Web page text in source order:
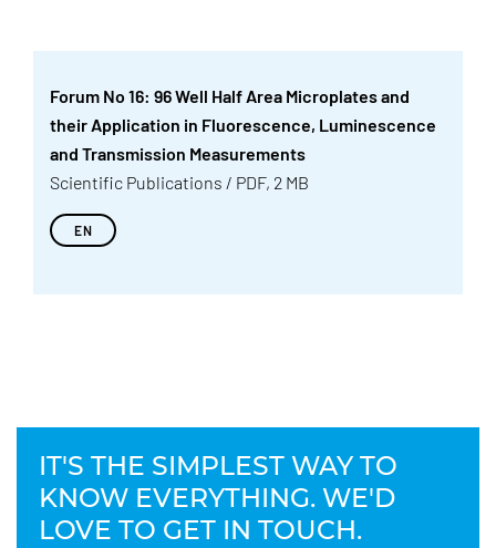
Forum No 16: 96 Well Half Area Microplates and
their Application in Fluorescence, Luminescence
and Transmission Measurements
Scientific Publications / PDF, 2 MB
EN
IT'S THE SIMPLEST WAY TO
KNOW EVERYTHING. WE'D
LOVE TO GET IN TOUCH.